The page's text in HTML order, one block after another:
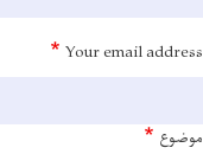
Your email address
موضوع